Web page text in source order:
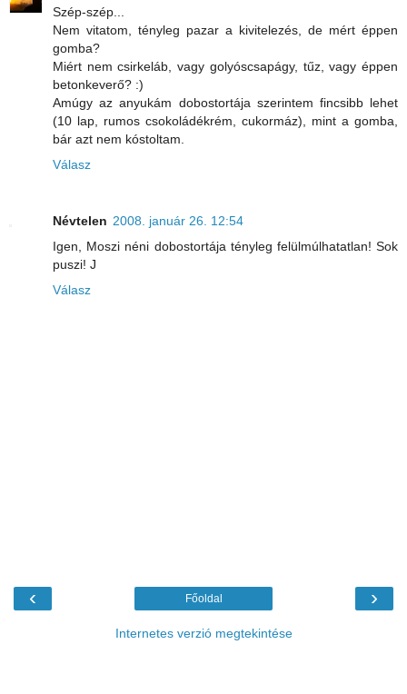
Szép-szép...
Nem vitatom, tényleg pazar a kivitelezés, de mért éppen
gomba?
Miért nem csirkeláb, vagy golyóscsapágy, tűz, vagy éppen
betonkeverő? :)
Amúgy az anyukám dobostortája szerintem fincsibb lehet
(10 lap, rumos csokoládékrém, cukormáz), mint a gomba,
bár azt nem kóstoltam.
Válasz
Névtelen 2008. január 26. 12:54
Igen, Moszi néni dobostortája tényleg felülmúlhatatlan! Sok
puszi! J
Válasz
‹ ›
Főoldal
Internetes verzió megtekintése